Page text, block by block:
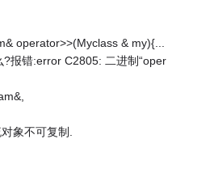
operator>>(Myclass & my){...
报错:error C2805: 二进制“oper
象不可复制.